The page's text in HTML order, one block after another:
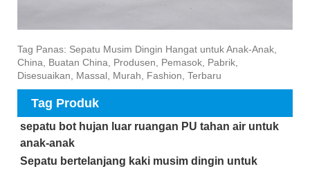
Tag Panas: Sepatu Musim Dingin Hangat untuk Anak-Anak,
China, Buatan China, Produsen, Pemasok, Pabrik,
Disesuaikan, Massal, Murah, Fashion, Terbaru
Tag Produk
sepatu bot hujan luar ruangan PU tahan air untuk
anak-anak
Sepatu bertelanjang kaki musim dingin untuk